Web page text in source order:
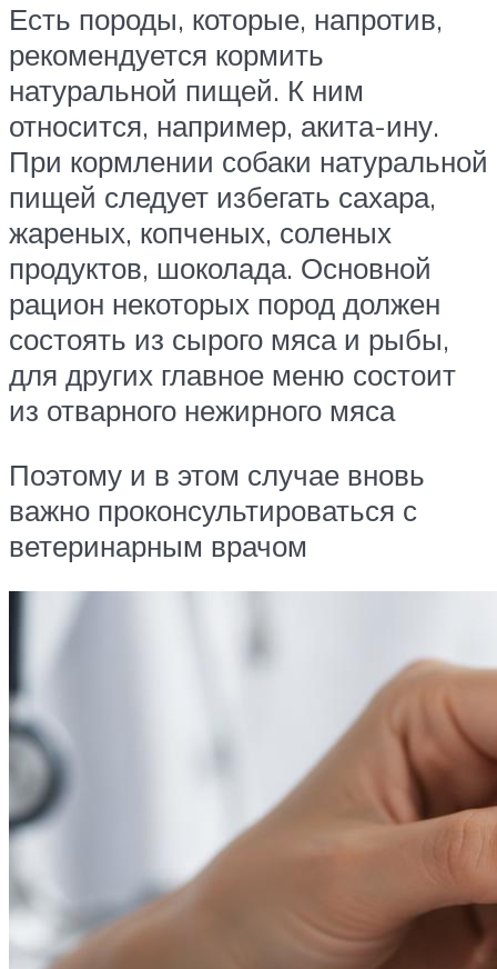
Есть породы, которые, напротив,
рекомендуется кормить
натуральной пищей. К ним
относится, например, акита-ину.
При кормлении собаки натуральной
пищей следует избегать сахара,
жареных, копченых, соленых
продуктов, шоколада. Основной
рацион некоторых пород должен
состоять из сырого мяса и рыбы,
для других главное меню состоит
из отварного нежирного мяса
Поэтому и в этом случае вновь
важно проконсультироваться с
ветеринарным врачом